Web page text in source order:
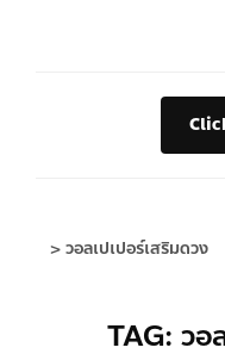
>วอลเปเปอร์เสริมดวง
TAG: วอ